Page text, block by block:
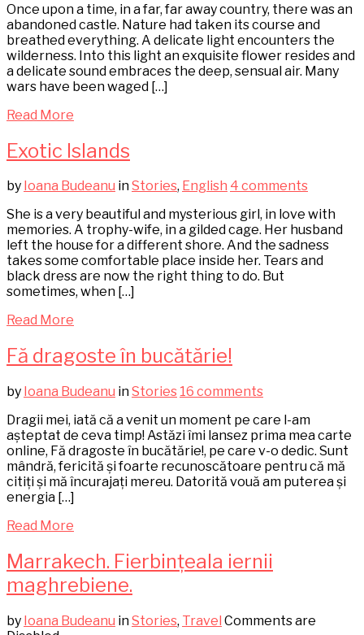
Once upon a time, in a far, far away country, there was an
abandoned castle. Nature had taken its course and
breathed everything. A delicate light encounters the
wilderness. Into this light an exquisite flower resides and
a delicate sound embraces the deep, sensual air. Many
wars have been waged […]
Read More
Exotic Islands
by Ioana Budeanu inStories, English 4 comments
She is a very beautiful and mysterious girl, in love with
memories. A trophy-wife, in a gilded cage. Her husband
left the house for a different shore. And the sadness
takes some comfortable place inside her. Tears and
black dress are now the right thing to do. But
sometimes, when […]
Read More
Fă dragoste în bucătărie!
by Ioana Budeanu inStories 16 comments
Dragii mei, iată că a venit un moment pe care l-am
așteptat de ceva timp! Astăzi îmi lansez prima mea carte
online, Fă dragoste în bucătărie!, pe care v-o dedic. Sunt
mândră, fericită și foarte recunoscătoare pentru că mă
citiți și mă încurajați mereu. Datorită vouă am puterea și
energia […]
Read More
Marrakech. Fierbințeala iernii
maghrebiene.
by Ioana Budeanu inStories, Travel Comments are